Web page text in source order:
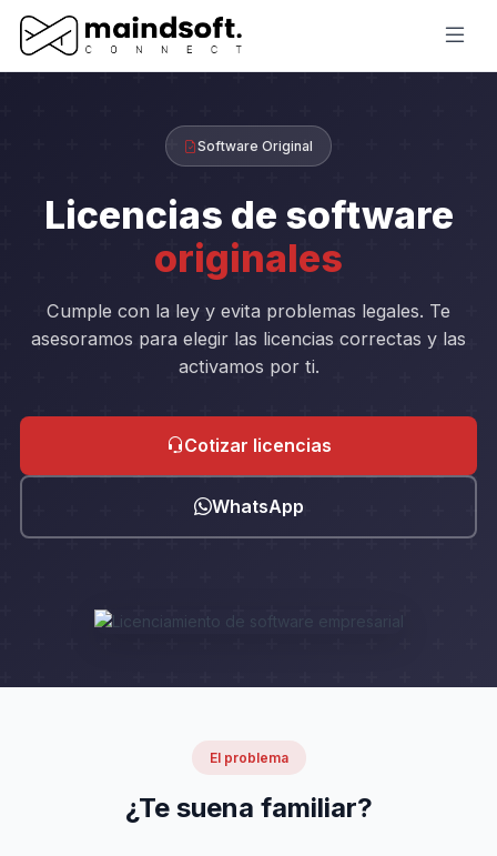
Software Original
Licencias de software
originales
Cumple con la ley y evita problemas legales. Te
asesoramos para elegir las licencias correctas y las
activamos por ti.
Cotizar licencias
WhatsApp
El problema
¿Te suena familiar?